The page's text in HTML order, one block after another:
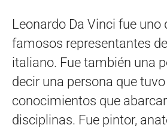
Leonardo Da Vinci fue uno
famosos representantes
italiano. Fue también una
decir una persona que
conocimientos que
disciplinas. Fue pintor,